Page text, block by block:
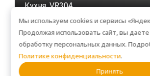
Кухня, VR304
Мы используем cookies и сервисы
Продолжая использовать сайт, вы даете
обработку персональных данных.
Политике конфиденциальности.
Принять